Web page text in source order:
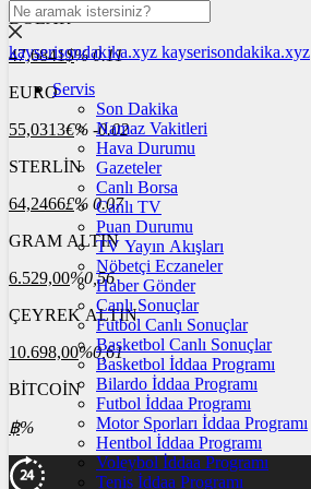
DOLAR
47,6841$% 0.11
EURO
55,0313€% -0.02
STERLİN
64,2466£% 0.07
GRAM ALTIN
6.529,00%0,56
ÇEYREK ALTIN
10.698,00%0,61
BİTCOİN
฿%
kayserisondakika.xyz kayserisondakika.xyz
Servis
Son Dakika
Namaz Vakitleri
Hava Durumu
Gazeteler
Canlı Borsa
Canlı TV
Puan Durumu
TV Yayın Akışları
Nöbetçi Eczaneler
Haber Gönder
Canlı Sonuçlar
Futbol Canlı Sonuçlar
Basketbol Canlı Sonuçlar
Basketbol İddaa Programı
Bilardo İddaa Programı
Futbol İddaa Programı
Motor Sporları İddaa Programı
Hentbol İddaa Programı
Voleybol İddaa Programı
Tenis İddaa Programı